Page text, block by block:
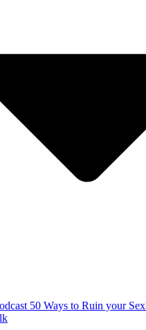
50 Ways to Ruin your